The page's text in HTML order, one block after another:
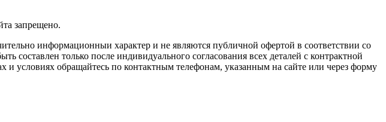
зaпpeщeнo.
информационныи характер и не являются публичной офертой в соответствии со
составлен только после индивидуального согласования всех деталей с контрактной
условиях обращайтесь по контактным телефонам, указанным на сайте или через форму